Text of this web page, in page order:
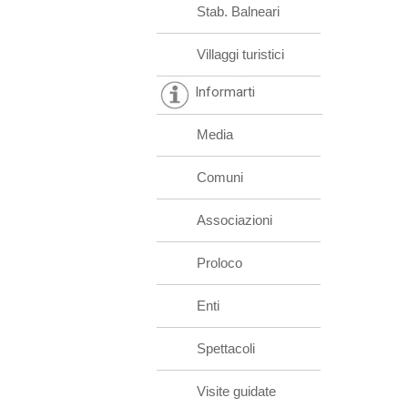
Stab. Balneari
Villaggi turistici
Informarti
Media
Comuni
Associazioni
Proloco
Enti
Spettacoli
Visite guidate